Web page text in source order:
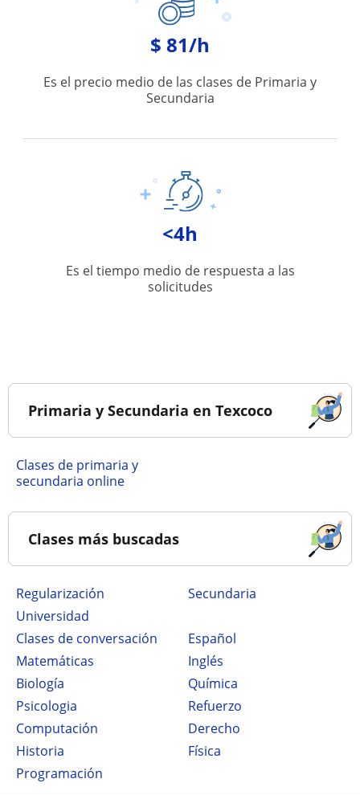
$ 81/h
Es el precio medio de las clases de Primaria y
Secundaria
<4h
Es el tiempo medio de respuesta a las
solicitudes
Primaria y Secundaria en Texcoco
Clases de primaria y
secundaria online
Clases más buscadas
Regularización
secundaria
Universidad
Clases de conversación
Español
Matemáticas
Inglés
Biología
Química
Psicologia
Refuerzo
Computación
Derecho
Historia
Física
Programación